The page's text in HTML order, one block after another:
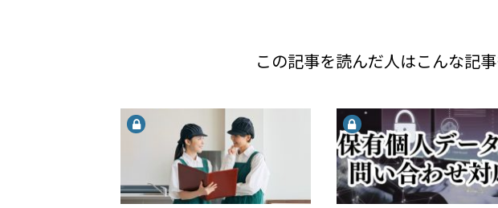
この記事を読んだ人はこんな記